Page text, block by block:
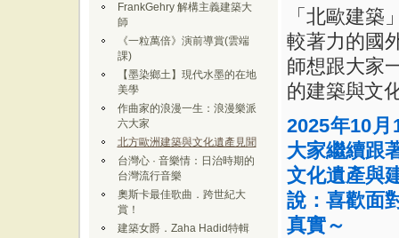
FrankGehry 解構主義建築大
師
《一粒萬倍》演前導賞(雲端
課)
【墨染鄉土】現代水墨的在地
美學
作曲家的浪漫一生：浪漫樂派
六大家
北方歐洲建築與文化遺產見聞
台灣心 · 音樂情：日治時期的
台灣流行音樂
奧斯卡最佳歌曲．跨世紀大
賞！
建築女爵．Zaha Hadid特輯
「北歐建
較著力的國
師想跟大家
的建築與文
2025年10月
大家繼續跟
文化遺產與
說：喜歡面
真實～